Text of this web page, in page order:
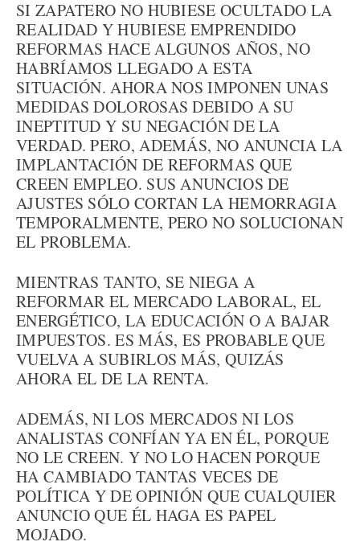
SI ZAPATERO NO HUBIESE OCULTADO LA
REALIDAD Y HUBIESE EMPRENDIDO
REFORMAS HACE ALGUNOS AÑOS, NO
HABRÍAMOS LLEGADO A ESTA
SITUACIÓN. AHORA NOS IMPONEN UNAS
MEDIDAS DOLOROSAS DEBIDO A SU
INEPTITUD Y SU NEGACIÓN DE LA
VERDAD. PERO, ADEMÁS, NO ANUNCIA LA
IMPLANTACIÓN DE REFORMAS QUE
CREEN EMPLEO. SUS ANUNCIOS DE
AJUSTES SÓLO CORTAN LA HEMORRAGIA
TEMPORALMENTE, PERO NO SOLUCIONAN
EL PROBLEMA.
MIENTRAS TANTO, SE NIEGA A
REFORMAR EL MERCADO LABORAL, EL
ENERGÉTICO, LA EDUCACIÓN O A BAJAR
IMPUESTOS. ES MÁS, ES PROBABLE QUE
VUELVA A SUBIRLOS MÁS, QUIZÁS
AHORA EL DE LA RENTA.
ADEMÁS, NI LOS MERCADOS NI LOS
ANALISTAS CONFÍAN YA EN ÉL, PORQUE
NO LE CREEN. Y NO LO HACEN PORQUE
HA CAMBIADO TANTAS VECES DE
POLÍTICA Y DE OPINIÓN QUE CUALQUIER
ANUNCIO QUE ÉL HAGA ES PAPEL
MOJADO.